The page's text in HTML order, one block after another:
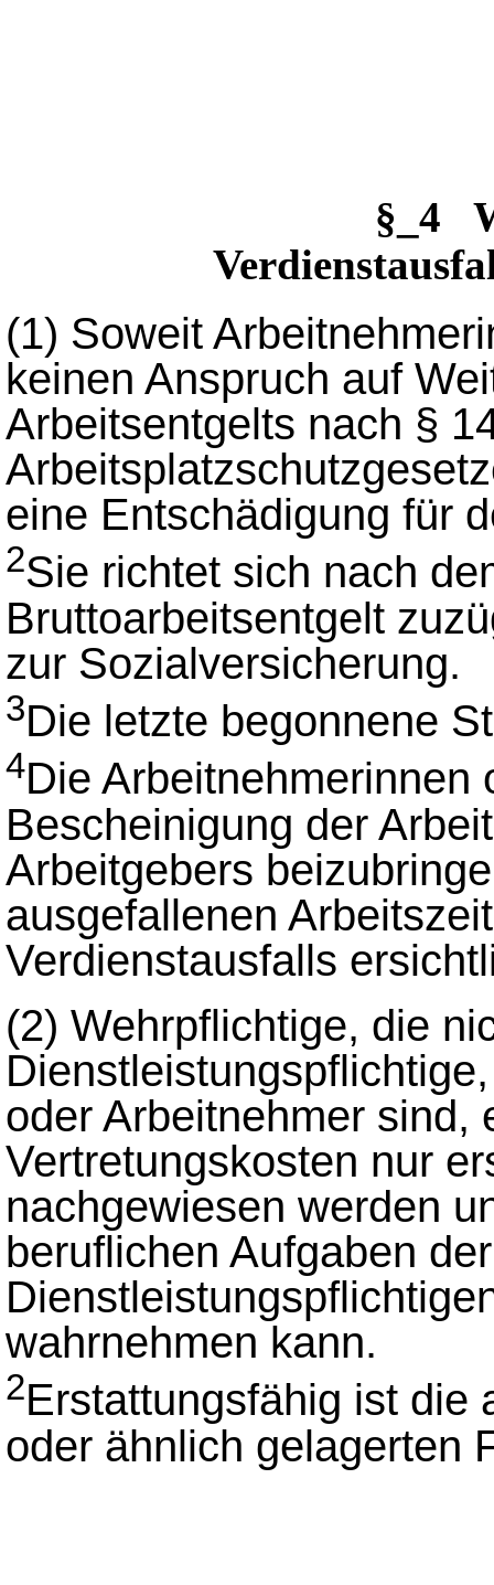
§_4
(1) Soweit
keinen Anspruch auf
Arbeitsentgelts nach §
eine Entschädigung für
2Sie richtet sich nach
Bruttoarbeitsentgelt
zur Sozialversicherung.
3Die letzte begonnene
4Die Arbeitnehmerinnen
Bescheinigung der
Arbeitgebers
ausgefallenen
Verdienstausfalls
(2) Wehrpflichtige, die
oder Arbeitnehmer sind,
Vertretungskosten nur
nachgewiesen werden
beruflichen Aufgaben
wahrnehmen kann.
2Erstattungsfähig ist die
oder ähnlich gelagerten